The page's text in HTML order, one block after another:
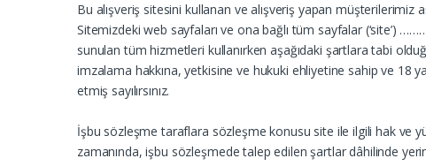
Bu alışveriş sitesini kullanan ve alışveriş yapan müşterilerimiz
Sitemizdeki web sayfaları ve ona bağlı tüm sayfalar (‘site’)
sunulan tüm hizmetleri kullanırken aşağıdaki şartlara tabi
imzalama hakkına, yetkisine ve hukuki ehliyetine sahip ve 18
etmiş sayılırsınız.
İşbu sözleşme taraflara sözleşme konusu site ile ilgili hak ve
zamanında, işbu sözleşmede talep edilen şartlar dâhilinde